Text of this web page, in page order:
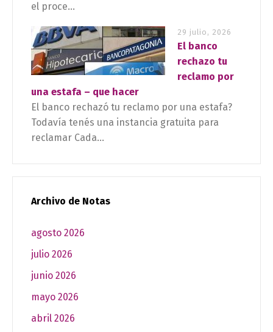
el proce...
29 julio, 2026
El banco
rechazo tu
reclamo por
una estafa – que hacer
El banco rechazó tu reclamo por una estafa?
Todavía tenés una instancia gratuita para
reclamar Cada...
Archivo de Notas
agosto 2026
julio 2026
junio 2026
mayo 2026
abril 2026